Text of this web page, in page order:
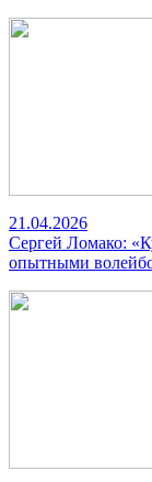
21.04.2026
Сергей Ломако:
опытными